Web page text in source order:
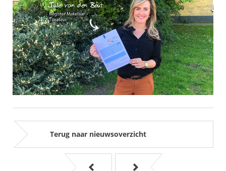
Terug naar nieuwsoverzicht